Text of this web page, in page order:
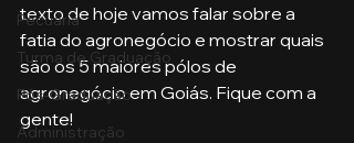
Pecuária
Turma de Graduação
Pós-Graduação
Administração
texto de hoje vamos falar sobre a
fatia do agronegócio e mostrar quais
são os 5 maiores pólos de
agronegócio em Goiás. Fique com a
gente!